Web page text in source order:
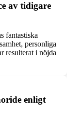
av tidigare
fantastiska
personliga
resulterat i nöjda
enligt